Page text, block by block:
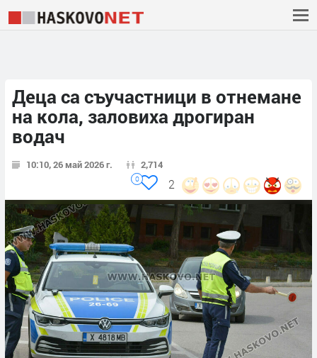
Деца са съучастници в отнемане
на кола, заловиха дрогиран
водач
10:10, 26 май 2026 г. 2,714
2
0